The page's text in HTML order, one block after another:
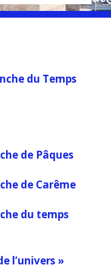
du Temps
de Pâques
de Carême
du temps
l’univers »